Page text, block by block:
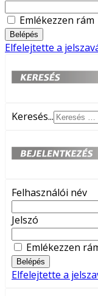
Emlékezzen rám
Belépés
Elfelejtette a
Keresés...
Felhasználói név
Jelszó
Emlékezzen
Belépés
Elfelejtette a